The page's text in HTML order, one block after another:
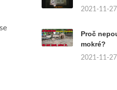
2021-11-27
Proč
mokré?
2021-11-27